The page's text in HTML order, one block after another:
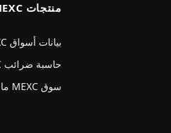
منتجات MEXC
بيانات أسواق MEXC
حاسبة ضرائب MEXC
سوق MEXC ما قبل الإدراج